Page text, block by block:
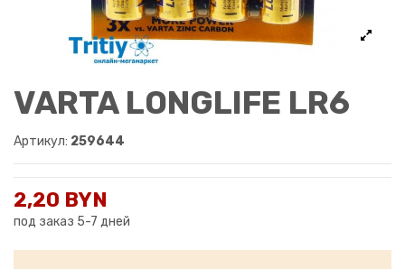
VARTA LONGLIFE LR6
Артикул: 259644
2,20 BYN
под заказ 5-7 дней